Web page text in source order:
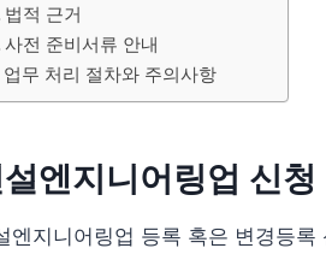
법적 근거
사전 준비서류 안내
업무 처리 절차와 주의사항
엔지니어링업 신청
엔지니어링업 등록 혹은 변경등